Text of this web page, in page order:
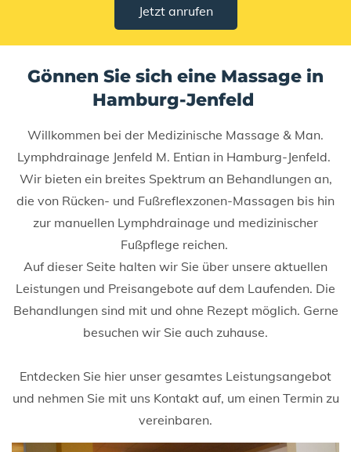
Jetzt anrufen
Gönnen Sie sich eine Massage in
Hamburg-Jenfeld
Willkommen bei der Medizinische Massage & Man.
Lymphdrainage Jenfeld M. Entian in Hamburg-Jenfeld.
Wir bieten ein breites Spektrum an Behandlungen an,
die von Rücken- und Fußreflexzonen-Massagen bis hin
zur manuellen Lymphdrainage und medizinischer
Fußpflege reichen.
Auf dieser Seite halten wir Sie über unsere aktuellen
Leistungen und Preisangebote auf dem Laufenden. Die
Behandlungen sind mit und ohne Rezept möglich. Gerne
besuchen wir Sie auch zuhause.
Entdecken Sie hier unser gesamtes Leistungsangebot
und nehmen Sie mit uns Kontakt auf, um einen Termin zu
vereinbaren.